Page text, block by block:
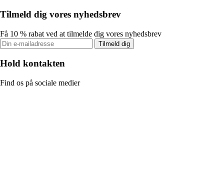
Tilmeld dig vores nyhedsbrev
Få 10 % rabat ved at tilmelde dig vores nyhedsbrev
Tilmeld dig
Hold kontakten
Find os på sociale medier